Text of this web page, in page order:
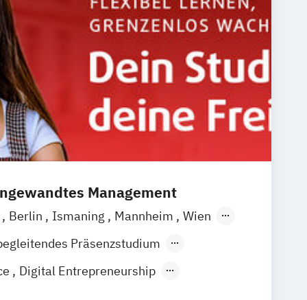
Management
Berlin Ismaning Mannheim
Wien
Leipzig Düsseldorf
Präsenzstudium
Digital Entrepreneurship